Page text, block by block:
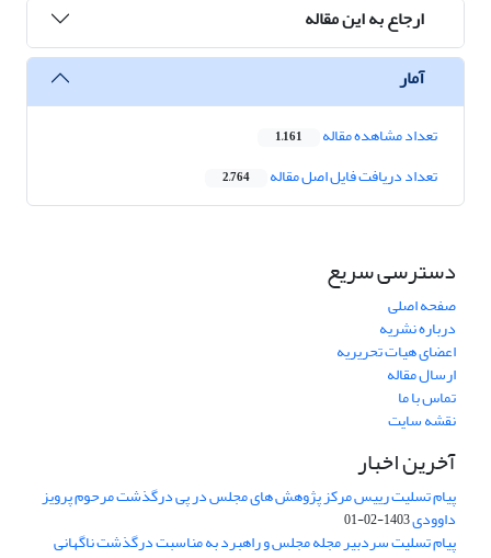
ارجاع به این مقاله
آمار
تعداد مشاهده مقاله 1,161
تعداد دریافت فایل اصل مقاله 2,764
دسترسی سریع
صفحه اصلی
درباره نشریه
اعضای هیات تحریریه
ارسال مقاله
تماس با ما
نقشه سایت
آخرین اخبار
پیام تسلیت رییس مرکز پژوهش های مجلس در پی درگذشت مرحوم پرویز
داوودی1403-02-01
پیام تسلیت سردبیر مجله مجلس و راهبرد به مناسبت درگذشت ناگهانی